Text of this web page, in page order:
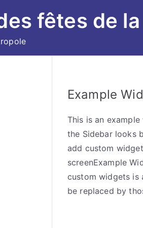
fêtes de
Example
This is an
the Sidebar looks
add custom
screenExample
custom widgets is
be replaced by